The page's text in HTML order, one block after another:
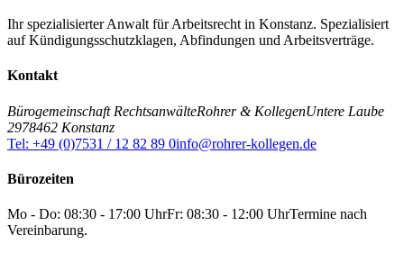
Ihr spezialisierter Anwalt für Arbeitsrecht in Konstanz. Spezialisiert
auf Kündigungsschutzklagen, Abfindungen und Arbeitsverträge.
Kontakt
Bürogemeinschaft RechtsanwälteRohrer & KollegenUntere Laube
2978462 Konstanz
Tel: +49 (0)7531 / 12 82 89 0info@rohrer-kollegen.de
Bürozeiten
Mo - Do: 08:30 - 17:00 UhrFr: 08:30 - 12:00 UhrTermine nach
Vereinbarung.